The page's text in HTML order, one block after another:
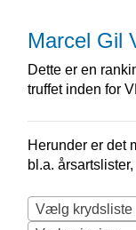
Marcel Gil
Dette er en
truffet inden for
Herunder er det
bl.a.
Vælg krydsliste